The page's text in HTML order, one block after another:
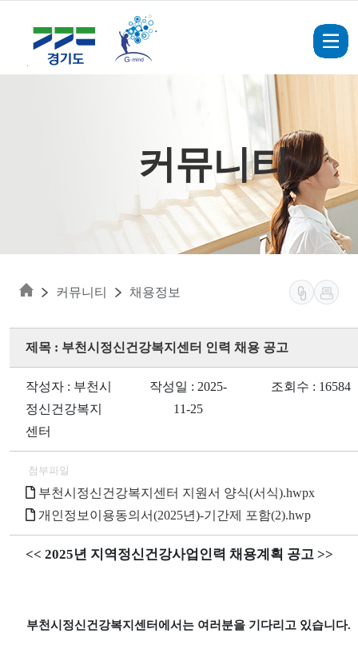
커뮤니티
커뮤니티 채용정보
제목 : 부천시정신건강복지센터 인력 채용 공고
작성자 : 부천시
정신건강복지
센터
작성일 : 2025-
11-25
조회수 : 16584
첨부파일
부천시정신건강복지센터 지원서 양식(서식).hwpx
개인정보이용동의서(2025년)-기간제 포함(2).hwp
<< 2025년 지역정신건강사업인력 채용계획 공고 >>
부천시정신건강복지센터에서는 여러분을 기다리고 있습니다.